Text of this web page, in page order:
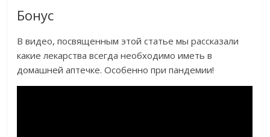
Бонус
В видео, посвященным этой статье мы рассказали
какие лекарства всегда необходимо иметь в
домашней аптечке. Особенно при пандемии!